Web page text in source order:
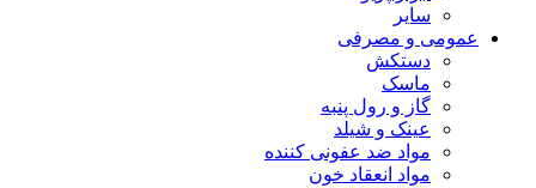
سایر
عمومی و مصرفی
دستکش
ماسک
گاز و رول پنبه
عینک و شیلد
مواد ضد عفونی کننده
مواد انعقاد خون